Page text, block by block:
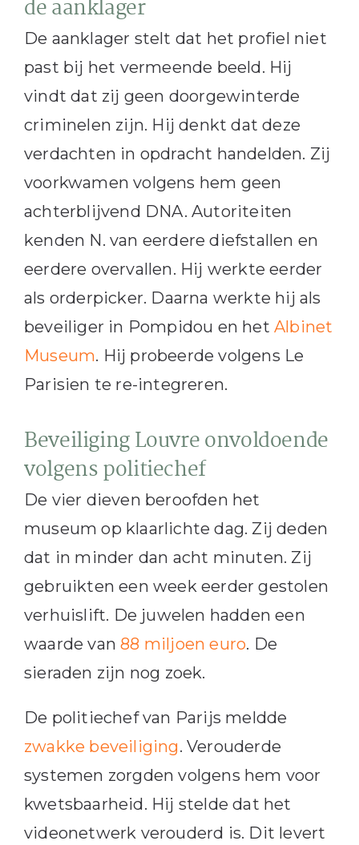
de aanklager
De aanklager stelt dat het profiel niet
past bij het vermeende beeld. Hij
vindt dat zij geen doorgewinterde
criminelen zijn. Hij denkt dat deze
verdachten in opdracht handelden. Zij
voorkwamen volgens hem geen
achterblijvend DNA. Autoriteiten
kenden N. van eerdere diefstallen en
eerdere overvallen. Hij werkte eerder
als orderpicker. Daarna werkte hij als
beveiliger in Pompidou en het Albinet
Museum. Hij probeerde volgens Le
Parisien te re-integreren.
Beveiliging Louvre onvoldoende
volgens politiechef
De vier dieven beroofden het
museum op klaarlichte dag. Zij deden
dat in minder dan acht minuten. Zij
gebruikten een week eerder gestolen
verhuislift. De juwelen hadden een
waarde van88 miljoen euro. De
sieraden zijn nog zoek.
De politiechef van Parijs meldde
zwakke beveiliging. Verouderde
systemen zorgden volgens hem voor
kwetsbaarheid. Hij stelde dat het
videonetwerk verouderd is. Dit levert